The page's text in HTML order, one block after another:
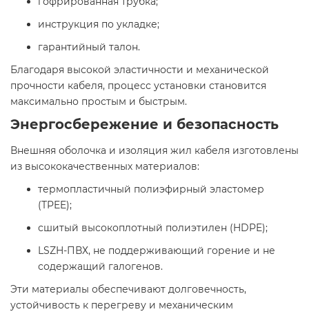
инструкция по укладке;​
гарантийный талон.​
Благодаря высокой эластичности и механической
прочности кабеля, процесс установки становится
максимально простым и быстрым.​
Энергосбережение и безопасность
Внешняя оболочка и изоляция жил кабеля изготовлены
из высококачественных материалов:​
термопластичный полиэфирный эластомер
(TPEE);​
сшитый высокоплотный полиэтилен (HDPE);​
LSZH-ПВХ, не поддерживающий горение и не
содержащий галогенов.​
Эти материалы обеспечивают долговечность,
устойчивость к перегреву и механическим